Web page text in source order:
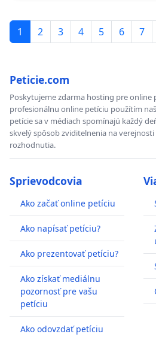
1 2 3 4 5 6 7
Peticie.com
Poskytujeme zdarma hosting pre online
profesionálnu online petíciu použítím
petície sa v médiach spomínajú každý
skvelý spôsob zviditelnenia na
rozhodnutia.
Sprievodcovia
Ako začať online petíciu
Ako napísať petíciu?
Ako prezentovať petíciu?
Ako získať mediálnu
pozornosť pre vašu
petíciu
Ako odovzdať petíciu